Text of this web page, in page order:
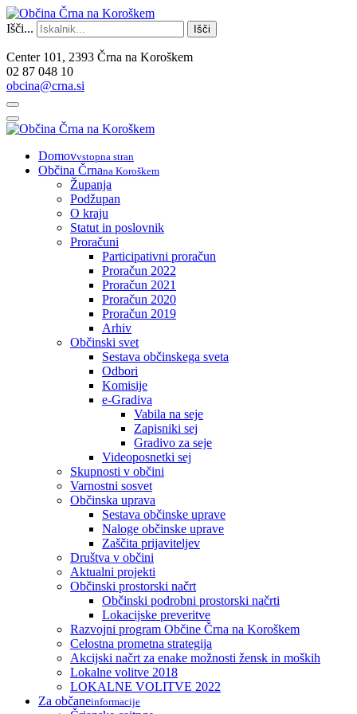
Išči... Išči
Center 101, 2393 Črna na Koroškem
02 87 048 10
obcina@crna.si
Domovvstopna stran
Občina Črnana Koroškem
Županja
Podžupan
O kraju
Statut in poslovnik
Proračuni
Participativni proračun
Proračun 2022
Proračun 2021
Proračun 2020
Proračun 2019
Arhiv
Občinski svet
Sestava občinskega sveta
Odbori
Komisije
e-Gradiva
Vabila na seje
Zapisniki sej
Gradivo za seje
Videoposnetki sej
Skupnosti v občini
Varnostni sosvet
Občinska uprava
Sestava občinske uprave
Naloge občinske uprave
Zaščita prijaviteljev
Društva v občini
Aktualni projekti
Občinski prostorski načrt
Občinski podrobni prostorski načrti
Lokacijske preveritve
Razvojni program Občine Črna na Koroškem
Celostna prometna strategija
Akcijski načrt za enake možnosti žensk in moških
Lokalne volitve 2018
LOKALNE VOLITVE 2022
Za občaneinformacije